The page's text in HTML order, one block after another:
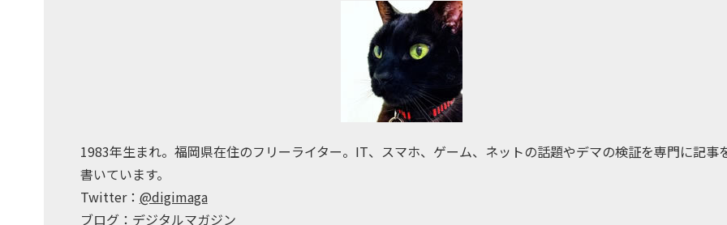
1983年生まれ。福岡県在住のフリーライター。IT、スマホ、ゲーム、ネットの話題やデマの検証を専門に記事
書いています。
Twitter： @digimaga
ブログ： デジタルマガジン